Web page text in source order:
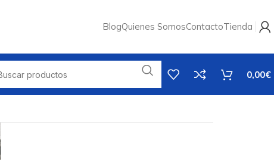
BlogQuienes SomosContactoTienda
0,00€